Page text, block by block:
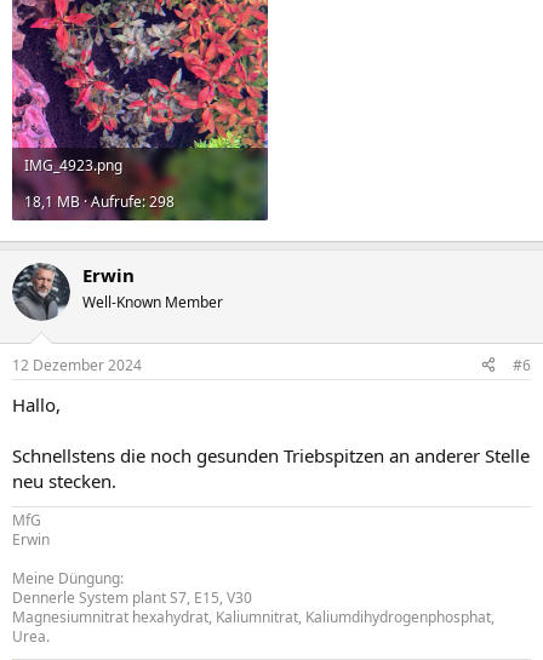
IMG_4923.png
18,1 MB · Aufrufe: 298
Erwin
Well-Known Member
12 Dezember 2024 #6
Hallo,
Schnellstens die noch gesunden Triebspitzen an anderer Stelle
neu stecken.
MfG
Erwin
Meine Düngung:
Dennerle System plant S7, E15, V30
Magnesiumnitrat hexahydrat, Kaliumnitrat, Kaliumdihydrogenphosphat,
Urea.